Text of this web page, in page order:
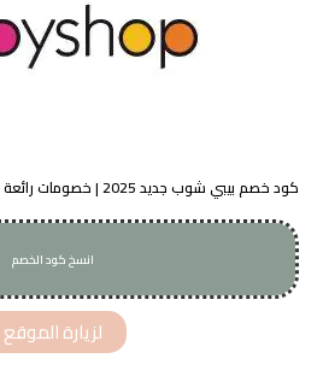
كود خصم بيبي شوب جديد 2025 | خصومات رائعة
انسخ كود الخصم
AA6
لزيارة الموقع